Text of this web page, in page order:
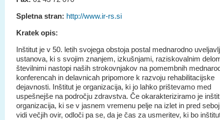
Spletna stran: http://www.ir-rs.si
Kratek opis:
Inštitut je v 50. letih svojega obstoja postal mednarodno
ustanova, ki s svojim znanjem, izkušnjami, raziskovalnim
številnimi nastopi naših strokovnjakov na pomembnih
konferencah in delavnicah pripomore k razvoju rehabilitacijske
dejavnosti. Inštitut je organizacija, ki jo lahko prištevamo med
uspešnejše na področju zdravstva. Če okarakteriziramo je
organizacija, ki se v jasnem vremenu pelje na izlet in pred
vidi večjih ovir, odloči pa se, da je čas za usmeritev, ki bo